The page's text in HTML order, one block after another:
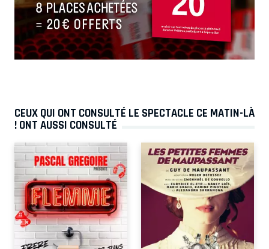
CEUX QUI ONT CONSULTÉ LE SPECTACLE CE MATIN-LÀ
! ONT AUSSI CONSULTÉ